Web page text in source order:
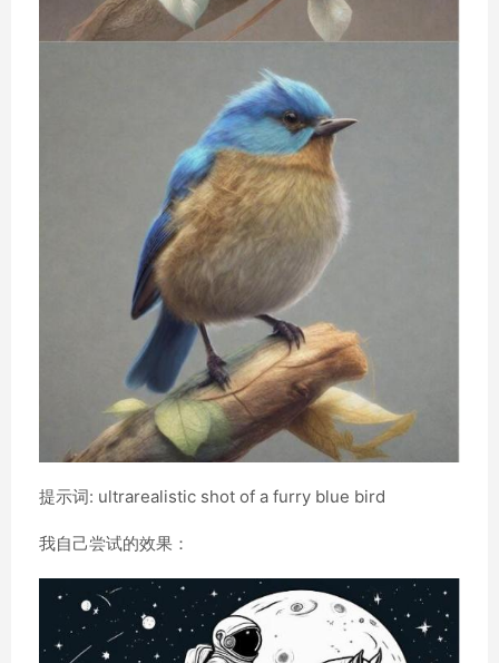
提示词: ultrarealistic shot of a furry blue bird
我自己尝试的效果：